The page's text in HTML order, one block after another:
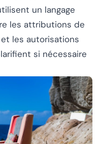
un langage
les attributions de
les autorisations
si nécessaire